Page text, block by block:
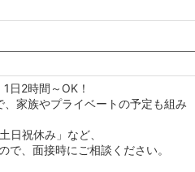
日2時間～OK！
家族やプライベートの予定も組み
日祝休み」など、
、面接時にご相談ください。